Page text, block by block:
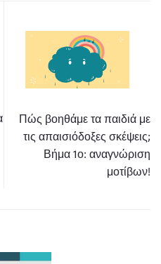
Πώς βοηθάμε τα παιδιά με
τις απαισιόδοξες σκέψεις;
Βήμα 1ο: αναγνώριση
μοτίβων!